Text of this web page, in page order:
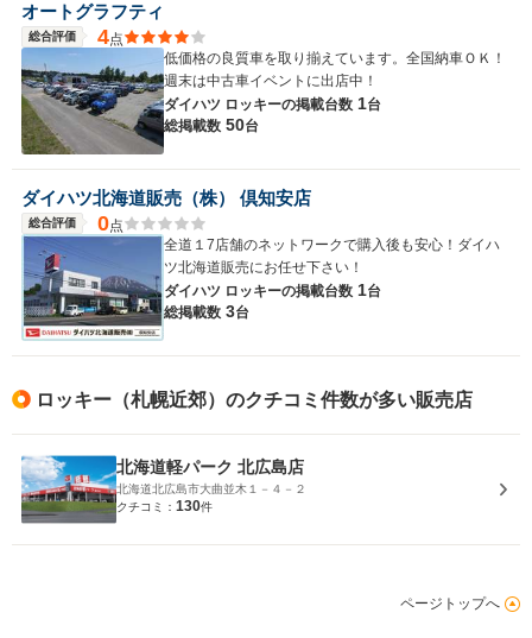
オートグラフティ
総合評価 4点
低価格の良質車を取り揃えています。全国納車ＯＫ！
週末は中古車イベントに出店中！
ダイハツ ロッキーの掲載台数 1台
総掲載数 50台
ダイハツ北海道販売（株） 倶知安店
総合評価 0点
全道１7店舗のネットワークで購入後も安心！ダイハ
ツ北海道販売にお任せ下さい！
ダイハツ ロッキーの掲載台数 1台
総掲載数 3台
ロッキー（札幌近郊）のクチコミ件数が多い販売店
北海道軽パーク 北広島店
北海道北広島市大曲並木１－４－２
クチコミ： 130件
ページトップへ